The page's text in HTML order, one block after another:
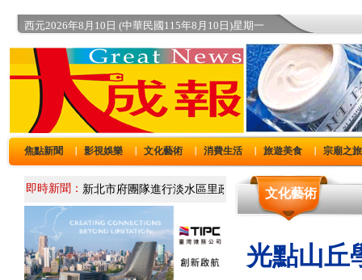
西元2026年8月10日 (中華民國115年8月10日)星期一
焦點新聞 影視娛樂 文化藝術 消費生活 旅遊美食 宗廟之旅
即時新聞： 文化藝術
光點山丘